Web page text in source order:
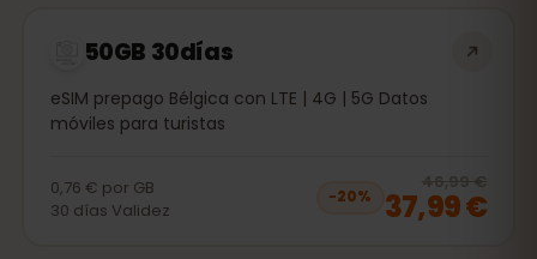
50GB 30días
eSIM prepago Bélgica con LTE | 4G | 5G Datos
móviles para turistas
0,76 € por GB
30 días Validez
−20%
46,99 €
37,99 €